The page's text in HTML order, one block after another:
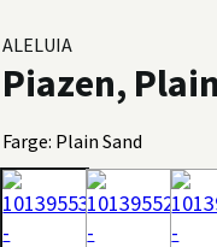
ALELUIA
Piazen,
Farge: Plain Sand